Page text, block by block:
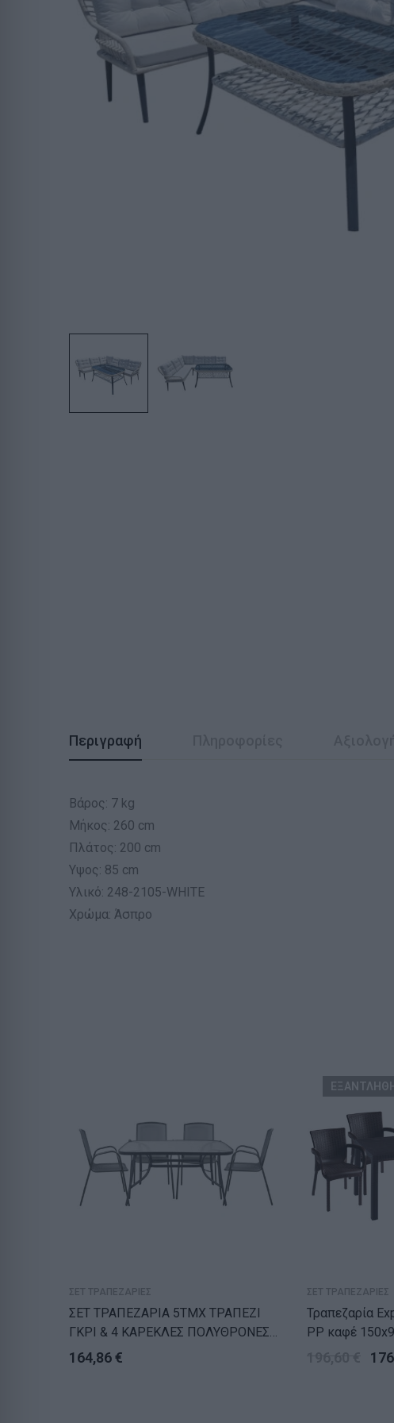
Περιγραφή
Βάρος: 7 kg
Μήκος: 260 cm
Πλάτος: 200 cm
Υψος: 85 cm
Υλικό: 248-2105-WHITE
Χρώμα: Άσπρο
ΣΕΤ ΤΡΑΠΕΖΑΡΙΕΣ
ΣΕΤ ΤΡΑΠΕΖΑΡΙΑ 5ΤΜΧ ΤΡΑΠΕΖΙ
ΓΚΡΙ & 4 ΚΑΡΕΚΛΕΣ ΠΟΛΥΘΡΟΝΕΣ
ΑΝΘΡΑΚΙ
164,86€
ΣΕΤ ΤΡΑΠΕΖΑΡΙΕΣ
Τραπεζαρία
PP καφέ